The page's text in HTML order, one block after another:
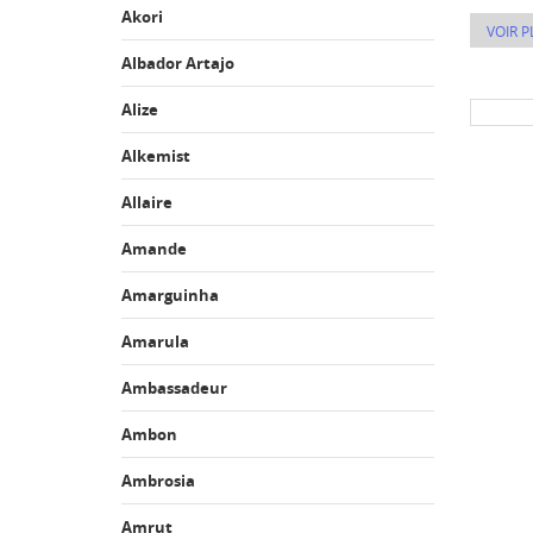
Akori
Albador Artajo
Alize
Alkemist
Allaire
Amande
Amarguinha
Amarula
Ambassadeur
Ambon
Ambrosia
Amrut
VOIR